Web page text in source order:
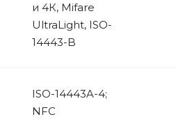
и 4К, Mifare
UltraLight, ISO-
14443-B
ISO-14443A-4;
NFC